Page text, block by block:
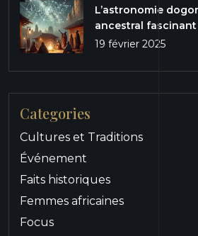
L’astronomie
ancestral fascinant
19 février 2025
Categories
Cultures et Traditions
Événement
Faits historiques
Femmes africaines
Focus